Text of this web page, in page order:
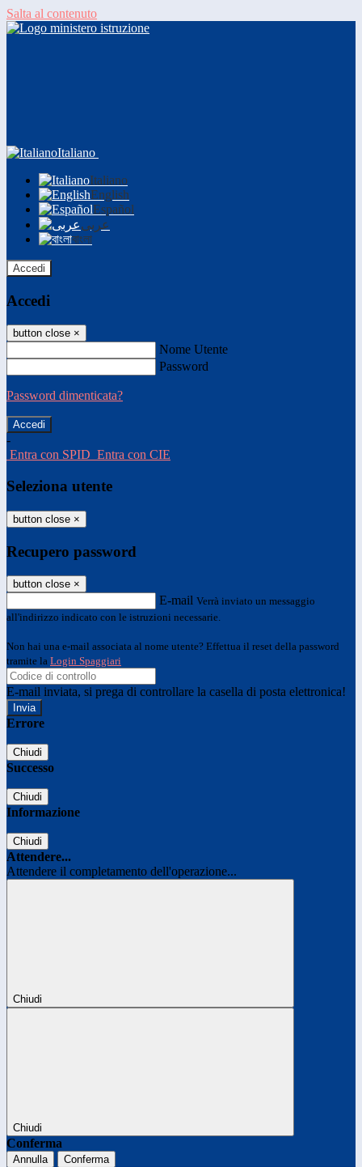
Salta al contenuto
Italiano
Italiano
English
Español
عربى
বাংলা
Accedi
Accedi
button close ×
Nome Utente
Password
Password dimenticata?
-
Entra con SPID Entra con CIE
Seleziona utente
button close ×
Recupero password
button close ×
E-mail Verrà inviato un messaggio
all'indirizzo indicato con le istruzioni necessarie.
Non hai una e-mail associata al nome utente? Effettua il reset della password
tramite la Login Spaggiari
E-mail inviata, si prega di controllare la casella di posta elettronica!
Errore
Chiudi
Successo
Chiudi
Informazione
Chiudi
Attendere...
Attendere il completamento dell'operazione...
Chiudi
Chiudi
Conferma
Annulla Conferma